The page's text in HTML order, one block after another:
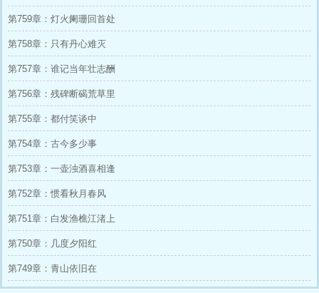
第759章：灯火阑珊回首处
第758章：只有丹心难灭
第757章：谁记当年壮志酬
第756章：残碑断碣荒草里
第755章：都付笑谈中
第754章：古今多少事
第753章：一壶浊酒喜相逢
第752章：惯看秋月春风
第751章：白发渔樵江渚上
第750章：几度夕阳红
第749章：青山依旧在